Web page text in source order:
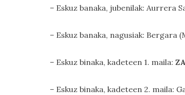
– Eskuz banaka, jubenilak: Aurrera
– Eskuz banaka, nagusiak: Bergara
– Eskuz binaka, kadeteen 1. maila:
– Eskuz binaka, kadeteen 2.